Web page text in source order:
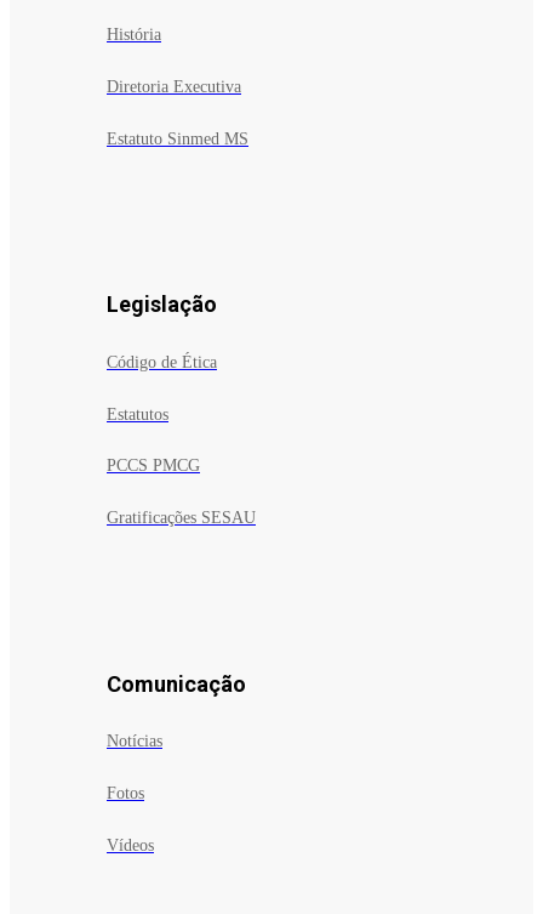
História
Diretoria Executiva
Estatuto Sinmed MS
Legislação
Código de Ética
Estatutos
PCCS PMCG
Gratificações SESAU
Comunicação
Notícias
Fotos
Vídeos